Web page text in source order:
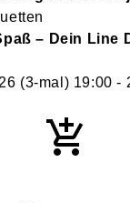
– Dein Line
(3-mal) 19:00 -